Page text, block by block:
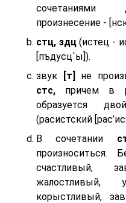
сочетаниями
произнесение -
стц, здц(истец -
[пъдусц`ы]).
звук
[т] не
стс, причем в
образуется
(расистский
В сочетании
произноситься.
счастливый,
жалостливый,
корыстливый,